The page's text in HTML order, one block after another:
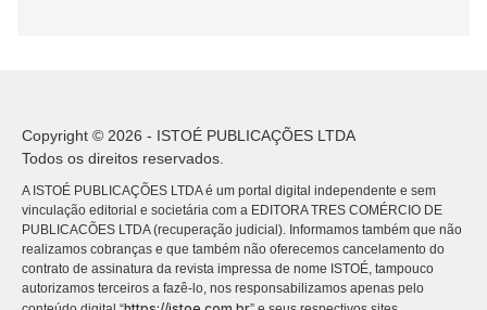
Copyright © 2026 - ISTOÉ PUBLICAÇÕES LTDA
Todos os direitos reservados.
A ISTOÉ PUBLICAÇÕES LTDA é um portal digital independente e sem
vinculação editorial e societária com a EDITORA TRES COMÉRCIO DE
PUBLICACÕES LTDA (recuperação judicial). Informamos também que não
realizamos cobranças e que também não oferecemos cancelamento do
contrato de assinatura da revista impressa de nome ISTOÉ, tampouco
autorizamos terceiros a fazê-lo, nos responsabilizamos apenas pelo